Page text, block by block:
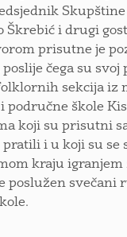
Škrebić i drugi
prisutne je
čega su svoj
sekcija iz
područne škole
koji su prisutni
i u koji su se
kraju igranjem
poslužen svečani